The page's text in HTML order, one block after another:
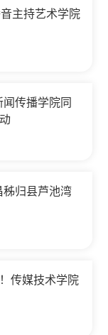
主持艺术学院
传播学院同
秭归县芦池湾
传媒技术学院